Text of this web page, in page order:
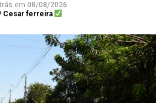
em 08/08/2026
Cesar ferreira